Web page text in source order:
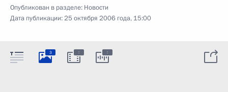
Опубликован в разделе: Новости
Дата публикации:25 октября 2006 года, 15:00
3 : :